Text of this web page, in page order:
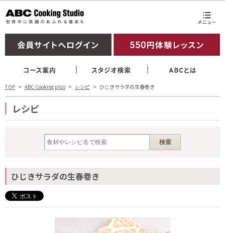
TOP ABC Cooking plus レシピ ひじきサラダの生春巻き
レシピ
ひじきサラダの生春巻き